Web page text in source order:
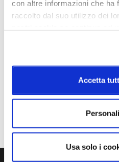
con altre informazioni che ha
raccolto dal suo utilizzo dei
Accetta
Usa solo i
Schemi tecnici